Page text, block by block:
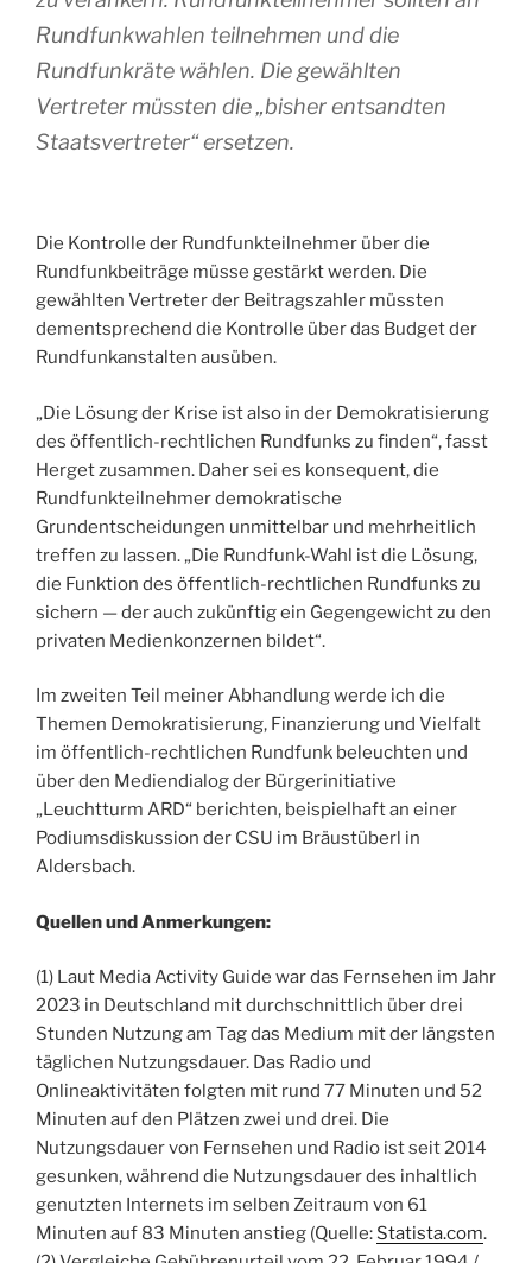
Rundfunkwahlen teilnehmen und die
Rundfunkräte wählen. Die gewählten
Vertreter müssten die „bisher entsandten
Staatsvertreter“ ersetzen.
Die Kontrolle der Rundfunkteilnehmer über die
Rundfunkbeiträge müsse gestärkt werden. Die
gewählten Vertreter der Beitragszahler müssten
dementsprechend die Kontrolle über das Budget der
Rundfunkanstalten ausüben.
„Die Lösung der Krise ist also in der Demokratisierung
des öffentlich-rechtlichen Rundfunks zu finden“, fasst
Herget zusammen. Daher sei es konsequent, die
Rundfunkteilnehmer demokratische
Grundentscheidungen unmittelbar und mehrheitlich
treffen zu lassen. „Die Rundfunk-Wahl ist die Lösung,
die Funktion des öffentlich-rechtlichen Rundfunks zu
sichern — der auch zukünftig ein Gegengewicht zu den
privaten Medienkonzernen bildet“.
Im zweiten Teil meiner Abhandlung werde ich die
Themen Demokratisierung, Finanzierung und Vielfalt
im öffentlich-rechtlichen Rundfunk beleuchten und
über den Mediendialog der Bürgerinitiative
„Leuchtturm ARD“ berichten, beispielhaft an einer
Podiumsdiskussion der CSU im Bräustüberl in
Aldersbach.
Quellen und Anmerkungen:
(1) Laut Media Activity Guide war das Fernsehen im Jahr
2023 in Deutschland mit durchschnittlich über drei
Stunden Nutzung am Tag das Medium mit der längsten
täglichen Nutzungsdauer. Das Radio und
Onlineaktivitäten folgten mit rund 77 Minuten und 52
Minuten auf den Plätzen zwei und drei. Die
Nutzungsdauer von Fernsehen und Radio ist seit 2014
gesunken, während die Nutzungsdauer des inhaltlich
genutzten Internets im selben Zeitraum von 61
Minuten auf 83 Minuten anstieg (Quelle: Statista.com.